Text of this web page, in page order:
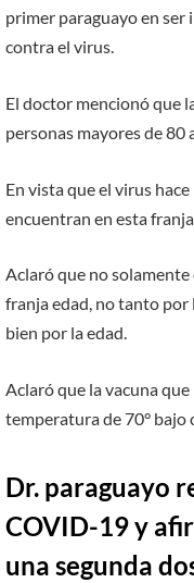
primer paraguayo en
contra el virus.
El doctor mencionó que
personas mayores de 80
En vista que el virus
encuentran en esta franja
Aclaró que no solamente
franja edad, no tanto por
bien por la edad.
Aclaró que la vacuna
temperatura de 70° bajo
Dr. paraguayo
COVID-19 y
una segunda